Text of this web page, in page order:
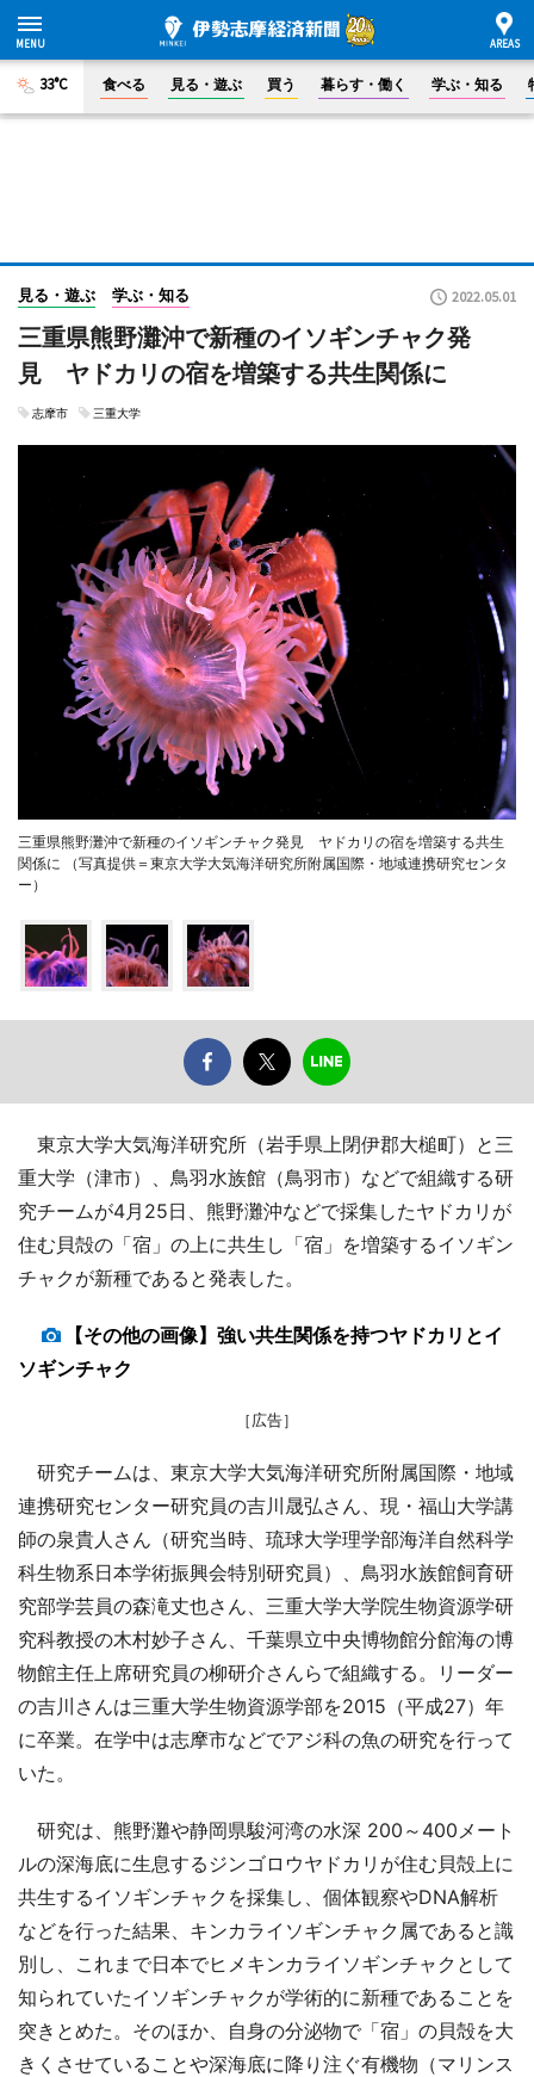
33°C 食べる 見る・遊ぶ 買う 暮らす・働く 学ぶ・知る
見る・遊ぶ 学ぶ・知る 2022.05.01
三重県熊野灘沖で新種のイソギンチャク発
見 ヤドカリの宿を増築する共生関係に
志摩市 三重大学
三重県熊野灘沖で新種のイソギンチャク発見 ヤドカリの宿を増築する共生
関係に （写真提供＝東京大学大気海洋研究所附属国際・地域連携研究センタ
ー）
東京大学大気海洋研究所（岩手県上閉伊郡大槌町）と三
重大学（津市）、鳥羽水族館（鳥羽市）などで組織する研
究チームが4月25日、熊野灘沖などで採集したヤドカリが
住む貝殻の「宿」の上に共生し「宿」を増築するイソギン
チャクが新種であると発表した。
【その他の画像】強い共生関係を持つヤドカリとイ
ソギンチャク
［広告］
研究チームは、東京大学大気海洋研究所附属国際・地域
連携研究センター研究員の吉川晟弘さん、現・福山大学講
師の泉貴人さん（研究当時、琉球大学理学部海洋自然科学
科生物系日本学術振興会特別研究員）、鳥羽水族館飼育研
究部学芸員の森滝丈也さん、三重大学大学院生物資源学研
究科教授の木村妙子さん、千葉県立中央博物館分館海の博
物館主任上席研究員の柳研介さんらで組織する。リーダー
の吉川さんは三重大学生物資源学部を2015（平成27）年
に卒業。在学中は志摩市などでアジ科の魚の研究を行って
いた。
研究は、熊野灘や静岡県駿河湾の水深 200～400メート
ルの深海底に生息するジンゴロウヤドカリが住む貝殻上に
共生するイソギンチャクを採集し、個体観察やDNA解析
などを行った結果、キンカライソギンチャク属であると識
別し、これまで日本でヒメキンカライソギンチャクとして
知られていたイソギンチャクが学術的に新種であることを
突きとめた。そのほか、自身の分泌物で「宿」の貝殻を大
きくさせていることや深海底に降り注ぐ有機物（マリンス